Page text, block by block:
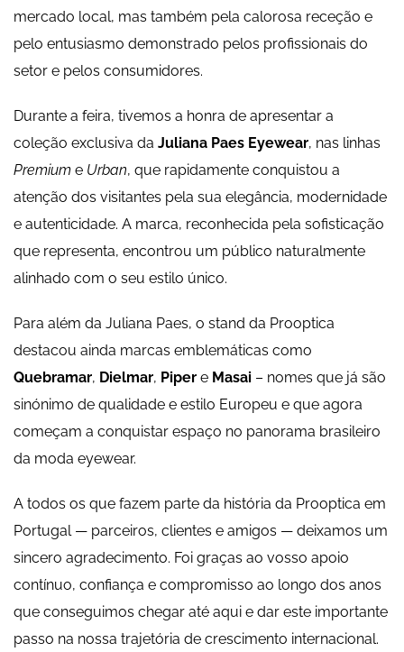
mercado local, mas também pela calorosa receção e
pelo entusiasmo demonstrado pelos profissionais do
setor e pelos consumidores.
Durante a feira, tivemos a honra de apresentar a
coleção exclusiva da Juliana Paes Eyewear, nas linhas
Premium e Urban, que rapidamente conquistou a
atenção dos visitantes pela sua elegância, modernidade
e autenticidade. A marca, reconhecida pela sofisticação
que representa, encontrou um público naturalmente
alinhado com o seu estilo único.
Para além da Juliana Paes, o stand da Prooptica
destacou ainda marcas emblemáticas como
Quebramar, Dielmar, Piper e Masai – nomes que já são
sinónimo de qualidade e estilo Europeu e que agora
começam a conquistar espaço no panorama brasileiro
da moda eyewear.
A todos os que fazem parte da história da Prooptica em
Portugal — parceiros, clientes e amigos — deixamos um
sincero agradecimento. Foi graças ao vosso apoio
contínuo, confiança e compromisso ao longo dos anos
que conseguimos chegar até aqui e dar este importante
passo na nossa trajetória de crescimento internacional.